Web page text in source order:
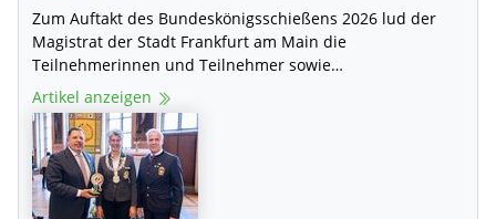
Zum Auftakt des Bundeskönigsschießens 2026 lud der
Magistrat der Stadt Frankfurt am Main die
Teilnehmerinnen und Teilnehmer sowie…
Artikel anzeigen